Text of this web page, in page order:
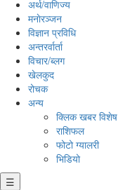
अर्थ/वाणिज्य
मनाेरञ्जन
विज्ञान प्रविधि
अन्तरर्वार्ता
विचार/ब्लग
खेलकुद
रोचक
अन्य
क्लिक खबर विशेष
राशिफल
फोटो ग्यालरी
भिडियो
☰